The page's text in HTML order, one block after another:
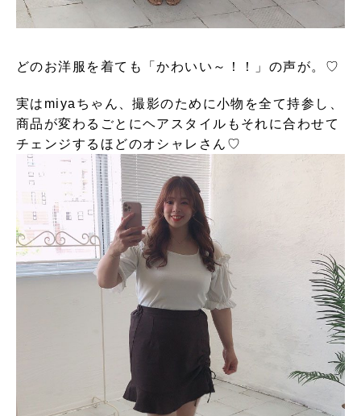
どのお洋服を着ても「かわいい～！！」の声が。♡
実はmiyaちゃん、撮影のために小物を全て持参し、
商品が変わるごとにヘアスタイルもそれに合わせて
チェンジするほどのオシャレさん♡